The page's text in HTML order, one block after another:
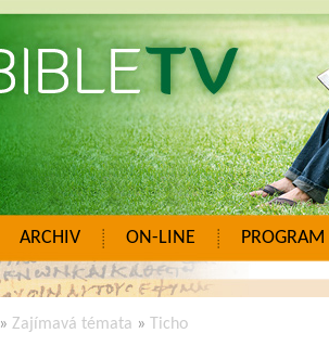
ARCHIV ON-LINE PROGRAM
»Zajímavá témata » Ticho